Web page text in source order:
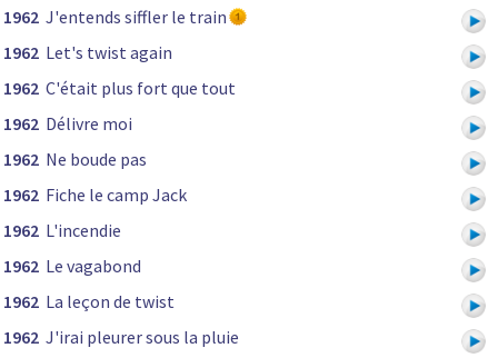
1962 J'entends siffler le train
1962 Let's twist again
1962 C'était plus fort que tout
1962 Délivre moi
1962 Ne boude pas
1962 Fiche le camp Jack
1962 L'incendie
1962 Le vagabond
1962 La leçon de twist
1962 J'irai pleurer sous la pluie